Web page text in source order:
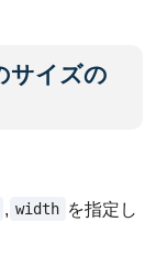
イズの
, width を指定し